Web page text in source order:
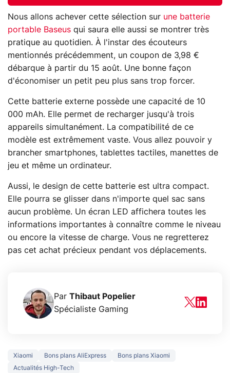
Nous allons achever cette sélection sur une batterie
portable Baseus qui saura elle aussi se montrer très
pratique au quotidien. À l'instar des écouteurs
mentionnés précédemment, un coupon de 3,98 €
débarque à partir du 15 août. Une bonne façon
d'économiser un petit peu plus sans trop forcer.
Cette batterie externe possède une capacité de 10
000 mAh. Elle permet de recharger jusqu'à trois
appareils simultanément. La compatibilité de ce
modèle est extrêmement vaste. Vous allez pouvoir y
brancher smartphones, tablettes tactiles, manettes de
jeu et même un ordinateur.
Aussi, le design de cette batterie est ultra compact.
Elle pourra se glisser dans n'importe quel sac sans
aucun problème. Un écran LED affichera toutes les
informations importantes à connaître comme le niveau
ou encore la vitesse de charge. Vous ne regretterez
pas cet achat précieux pendant vos déplacements.
Par Thibaut Popelier
Spécialiste Gaming
Xiaomi Bons plans AliExpress
Bons plans Xiaomi
Actualités High-Tech